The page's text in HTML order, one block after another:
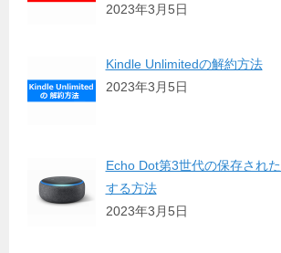
2023年3月5日
Kindle Unlimitedの解約方法
2023年3月5日
Echo Dot第3世代の保存され
する方法
2023年3月5日